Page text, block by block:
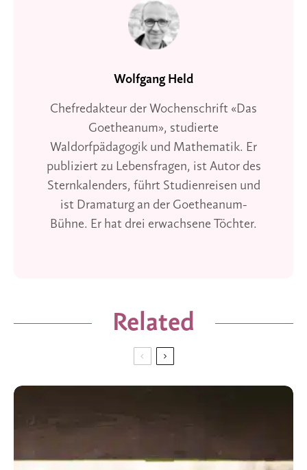
Wolfgang Held
Chefredakteur der Wochenschrift «Das
Goetheanum», studierte
Waldorfpädagogik und Mathematik. Er
publiziert zu Lebensfragen, ist Autor des
Sternkalenders, führt Studienreisen und
ist Dramaturg an der Goetheanum-
Bühne. Er hat drei erwachsene Töchter.
Related